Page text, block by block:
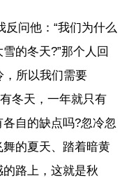
反问他：“我们为什么
的冬天?”那个人回
，所以我们需要
冬天，一年就只有
自的缺点吗?忽冷忽
的夏天、踏着暗黄
路上，这就是秋